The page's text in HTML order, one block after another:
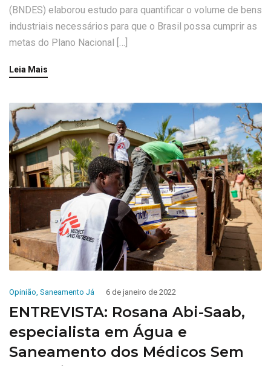
(BNDES) elaborou estudo para quantificar o volume de bens
industriais necessários para que o Brasil possa cumprir as
metas do Plano Nacional […]
Leia Mais
Opinião, Saneamento Já 6 de janeiro de 2022
ENTREVISTA: Rosana Abi-Saab,
especialista em Água e
Saneamento dos Médicos Sem